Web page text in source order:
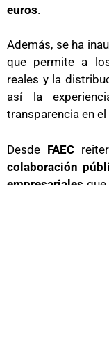
euros.
Además, se ha
que permite a
reales y la
así la
transparencia en
Desde FAEC
colaboración
empresariales